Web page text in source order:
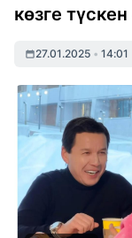
көзге
27.01.2025 • 14:01